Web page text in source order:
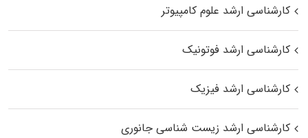
کارشناسی ارشد علوم کامپیوتر
کارشناسی ارشد فوتونیک
کارشناسی ارشد فیزیک
کارشناسی ارشد زیست‌ شناسی جانوری